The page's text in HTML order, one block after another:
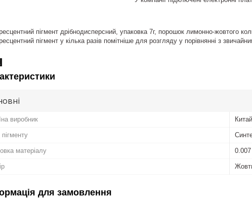
пігмент дрібнодисперсний, упаковка 7г, порошок лимонно-жовтого
пігмент у кілька разів помітніше для розгляду у порівнянні з
виробник Китай
матеріалу 0.007
для замовлення